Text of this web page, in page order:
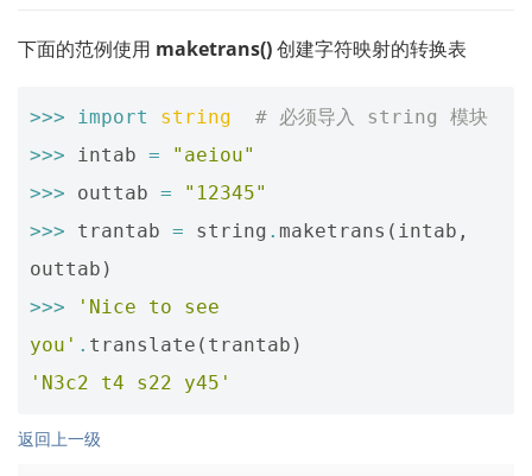
下面的范例使用 maketrans()创建字符映射的转换表
>>> import string
# 必须导入 string 模块
>>>
intab =
"aeiou"
>>>
outtab =
"12345"
>>>
trantab = string . maketrans ( intab ,
outtab )
>>>
'Nice to see
you' . translate ( trantab )
'N3c2 t4 s22 y45'
返回上一级